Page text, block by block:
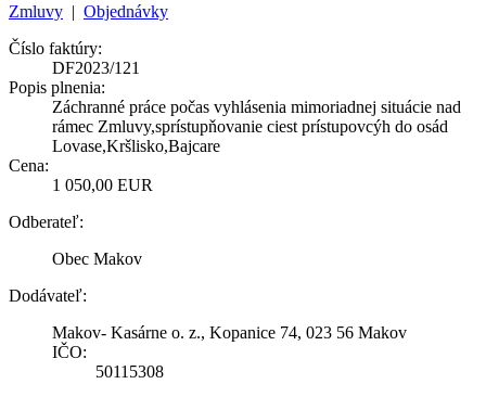
Zmluvy | Objednávky
Číslo faktúry:
DF2023/121
Popis plnenia:
Záchranné práce počas vyhlásenia mimoriadnej situácie nad
rámec Zmluvy,sprístupňovanie ciest prístupovcýh do osád
Lovase,Kršlisko,Bajcare
Cena:
1 050,00 EUR
Odberateľ:
Obec Makov
Dodávateľ:
Makov- Kasárne o. z., Kopanice 74, 023 56 Makov
IČO:
50115308